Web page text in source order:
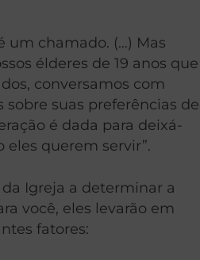
um chamado. (…) Mas
élderes de 19 anos que
conversamos com
sobre suas preferências de
é dada para deixá-
eles querem servir”.
Igreja a determinar a
você, eles levarão em
fatores: